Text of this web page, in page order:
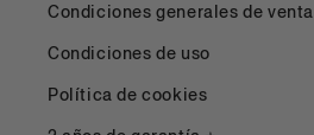
Condiciones generales de venta
Condiciones de uso
Política de cookies